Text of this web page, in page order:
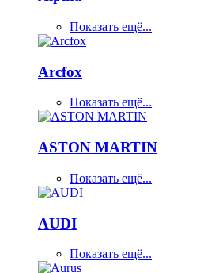
Показать ещё...
Arcfox
Показать ещё...
ASTON MARTIN
Показать ещё...
AUDI
Показать ещё...